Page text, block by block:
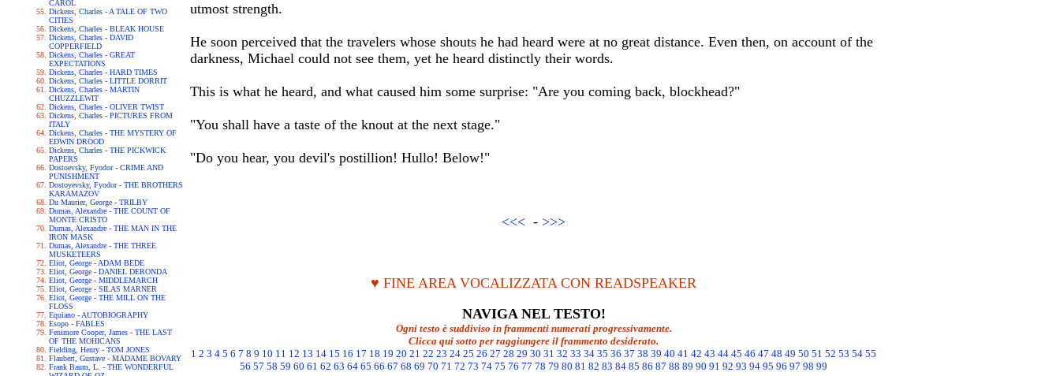
CAROL
Dickens, Charles - A TALE OF TWO
CITIES
Dickens, Charles - BLEAK HOUSE
Dickens, Charles - DAVID
COPPERFIELD
Dickens, Charles - GREAT
EXPECTATIONS
Dickens, Charles - HARD TIMES
Dickens, Charles - LITTLE DORRIT
Dickens, Charles - MARTIN
CHUZZLEWIT
Dickens, Charles - OLIVER TWIST
Dickens, Charles - PICTURES FROM
ITALY
Dickens, Charles - THE MYSTERY OF
EDWIN DROOD
Dickens, Charles - THE PICKWICK
PAPERS
Dostoevsky, Fyodor - CRIME AND
PUNISHMENT
Dostoyevsky, Fyodor - THE BROTHERS
KARAMAZOV
Du Maurier, George - TRILBY
Dumas, Alexandre - THE COUNT OF
MONTE CRISTO
Dumas, Alexandre - THE MAN IN THE
IRON MASK
Dumas, Alexandre - THE THREE
MUSKETEERS
Eliot, George - ADAM BEDE
Eliot, George - DANIEL DERONDA
Eliot, George - MIDDLEMARCH
Eliot, George - SILAS MARNER
Eliot, George - THE MILL ON THE
FLOSS
Equiano - AUTOBIOGRAPHY
Esopo - FABLES
Fenimore Cooper, James - THE LAST
OF THE MOHICANS
Fielding, Henry - TOM JONES
Flaubert, Gustave - MADAME BOVARY
Frank Baum, L. - THE WONDERFUL
utmost strength.
He soon perceived that the travelers whose shouts he had heard were at no great distance. Even then, on account of the
darkness, Michael could not see them, yet he heard distinctly their words.
This is what he heard, and what caused him some surprise: "Are you coming back, blockhead?"
"You shall have a taste of the knout at the next stage."
"Do you hear, you devil's postillion! Hullo! Below!"
<<< - >>>
♥ FINE AREA VOCALIZZATA CON READSPEAKER
NAVIGA NEL TESTO!
Ogni testo è suddiviso in frammenti numerati progressivamente.
Clicca qui sotto per raggiungere il frammento desiderato.
1 2 3 4 5 6 7 8 9 10 11 12 13 14 15 16 17 18 19 20 21 22 23 24 25 26 27 28 29 30 31 32 33 34 35 36 37 38 39 40 41 42 43 44 45 46 47 48 49 50 51 52 53 54 55
56 57 58 59 60 61 62 63 64 65 66 67 68 69 70 71 72 73 74 75 76 77 78 79 80 81 82 83 84 85 86 87 88 89 90 91 92 93 94 95 96 97 98 99